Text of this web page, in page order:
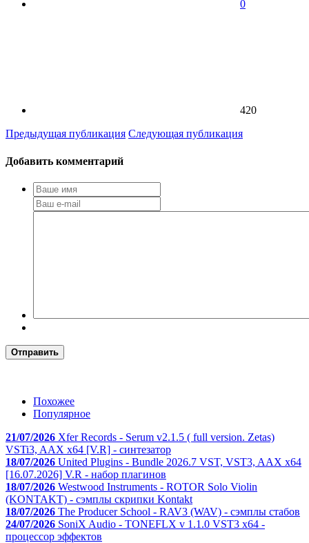
0
420
Предыдущая публикация Следующая публикация
Добавить комментарий
Отправить
Похожее
Популярное
21/07/2026 Xfer Records - Serum v2.1.5 ( full version. Zetas)
VSTi3, AAX x64 [V.R] - синтезатор
18/07/2026 United Plugins - Bundle 2026.7 VST, VST3, AAX x64
[16.07.2026] V.R - набор плагинов
18/07/2026 Westwood Instruments - ROTOR Solo Violin
(KONTAKT) - сэмплы скрипки Kontakt
18/07/2026 The Producer School - RAV3 (WAV) - сэмплы стабов
24/07/2026 SoniX Audio - TONEFLX v 1.1.0 VST3 x64 -
процессор эффектов